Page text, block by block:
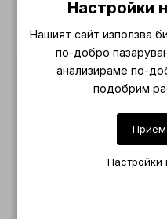
EnVité Scalp Anti-Grease
Shampoo 1000ml
шампоан за мазен скалп
€ 18.36 (35.91 лв.)
Настройки
Нашият сайт използва
по-добро
анализираме по-
подобрим
Настройки